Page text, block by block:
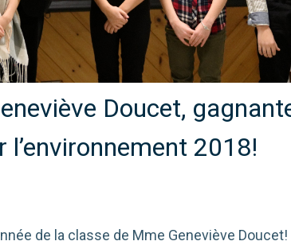
Doucet,
l’environnement 2018!
de la classe de Mme Geneviève Doucet!